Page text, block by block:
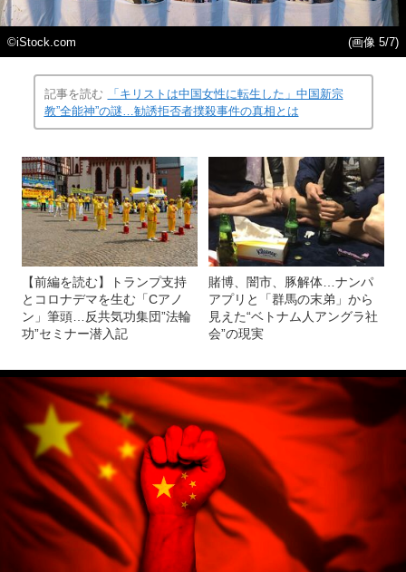
©iStock.com (画像 5/7)
記事を読む
「キリストは中国女性に転生した」中国新宗
教”全能神”の謎…勧誘拒否者撲殺事件の真相とは
【前編を読む】トランプ支持
とコロナデマを生む「Cアノ
ン」筆頭…反共気功集団”法輪
功”セミナー潜入記
賭博、闇市、豚解体…ナンパ
アプリと「群馬の末弟」から
見えた“ベトナム人アングラ社
会”の現実